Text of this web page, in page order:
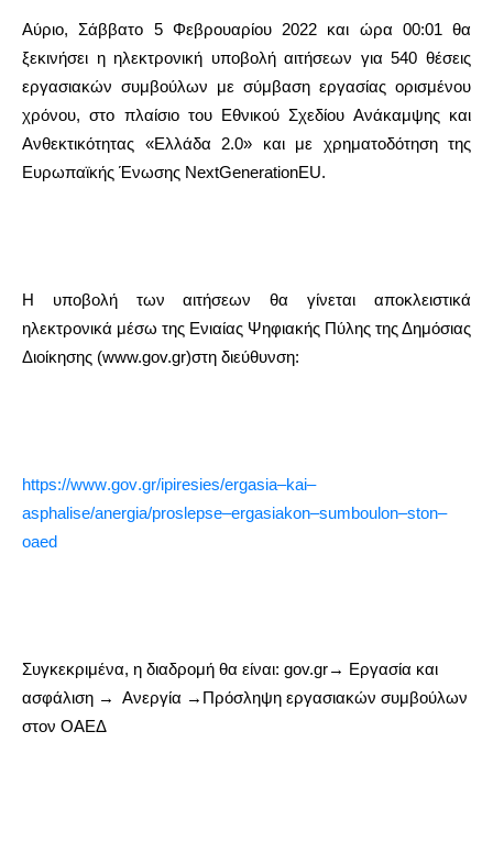
Αύριο, Σάββατο 5 Φεβρουαρίου 2022 και ώρα 00:01 θα
ξεκινήσει η ηλεκτρονική υποβολή αιτήσεων για 540 θέσεις
εργασιακών συμβούλων με σύμβαση εργασίας ορισμένου
χρόνου, στο πλαίσιο του Εθνικού Σχεδίου Ανάκαμψης και
Ανθεκτικότητας «Ελλάδα 2.0» και με χρηματοδότηση της
Ευρωπαϊκής Ένωσης NextGenerationEU.
Η υποβολή των αιτήσεων θα γίνεται αποκλειστικά
ηλεκτρονικά μέσω της Ενιαίας Ψηφιακής Πύλης της Δημόσιας
Διοίκησης (www.gov.gr)στη διεύθυνση:
https://www.gov.gr/ipiresies/ergasia–kai–
asphalise/anergia/proslepse–ergasiakon–sumboulon–ston–
oaed
Συγκεκριμένα, η διαδρομή θα είναι: gov.gr→ Εργασία και
ασφάλιση →
Ανεργία →Πρόσληψη εργασιακών συμβούλων
στον ΟΑΕΔ